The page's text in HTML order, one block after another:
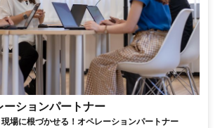
ーションパートナー
場に根づかせる！オペレーションパートナー